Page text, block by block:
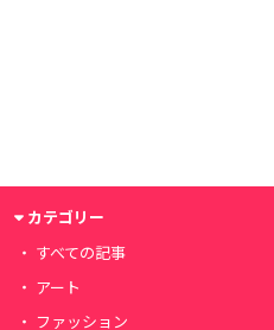
カテゴリー
すべての記事
アート
ファッション